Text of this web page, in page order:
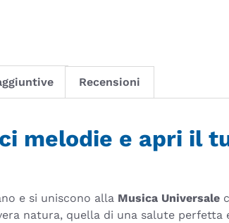
Recensioni
melodie e apri il
e si uniscono alla Musica Universale
natura, quella di una salute perfetta